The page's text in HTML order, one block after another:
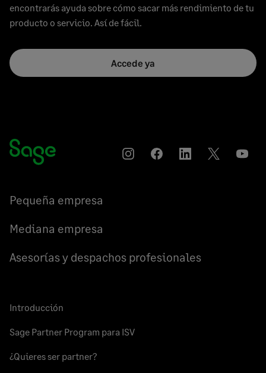
encontrarás ayuda sobre cómo sacar más rendimiento de tu
producto o servicio. Así de fácil.
Accede ya
InstagramCompartirCompartirCompartir
Pequeña empresa
Mediana empresa
Asesorías y despachos profesionales
Introducción
Sage Partner Program para ISV
¿Quieres ser partner?